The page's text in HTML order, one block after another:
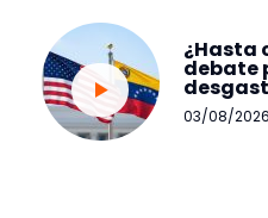
¿Hasta
debate
03/08/2026